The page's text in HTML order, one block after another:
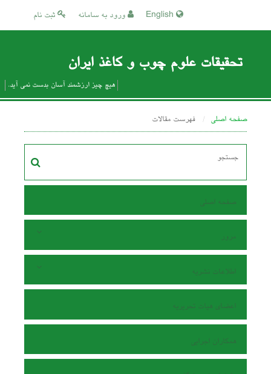
ثبت نام ورود به سامانه
تحقیقات علوم چوب و کاغذ ایران
هیچ چیز ارزشمند آسان بدست نمی آید.
صفحه اصلی فهرست مقالات
صفحه اصلی
مرور
اطلاعات نشریه
اعضای هیات تحریریه
همکاران اجرایی